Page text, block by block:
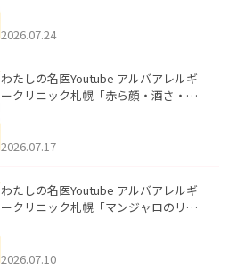
た。
2026.07.24
わたしの名医Youtube アルバアレルギ
ークリニック札幌「赤ら顔・酒さ・ニ
した。
2026.07.17
わたしの名医Youtube アルバアレルギ
ークリニック札幌「マンジャロのリア
た。
2026.07.10